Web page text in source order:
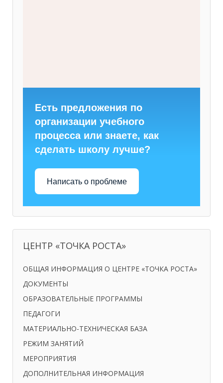
Есть предложения по
организации учебного
процесса или знаете, как
сделать школу лучше?
Написать о проблеме
ЦЕНТР «ТОЧКА РОСТА»
ОБЩАЯ ИНФОРМАЦИЯ О ЦЕНТРЕ «ТОЧКА РОСТА»
ДОКУМЕНТЫ
ОБРАЗОВАТЕЛЬНЫЕ ПРОГРАММЫ
ПЕДАГОГИ
МАТЕРИАЛЬНО-ТЕХНИЧЕСКАЯ БАЗА
РЕЖИМ ЗАНЯТИЙ
МЕРОПРИЯТИЯ
ДОПОЛНИТЕЛЬНАЯ ИНФОРМАЦИЯ